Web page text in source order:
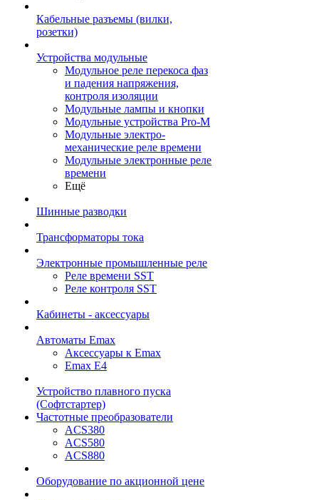
Кабельные разъемы (вилки,
розетки)
Устройства модульные
Модульное реле перекоса фаз
и падения напряжения,
контроля изоляции
Модульные лампы и кнопки
Модульные устройства Pro-M
Модульные электро-
механические реле времени
Модульные электронные реле
времени
Ещё
Шинные разводки
Трансформаторы тока
Электронные промышленные реле
Реле времени SST
Реле контроля SST
Кабинеты - аксессуары
Автоматы Emax
Аксессуары к Emax
Emax E4
Устройство плавного пуска
(Софтстартер)
Частотные преобразователи
ACS380
ACS580
ACS880
Оборудование по акционной цене